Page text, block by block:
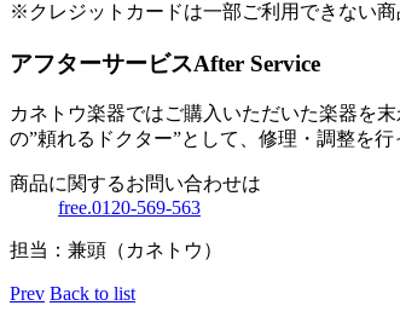
※クレジットカードは一部ご利用できない商
アフターサービスAfter Service
カネトウ楽器ではご購入いただいた楽器を
の”頼れるドクター”として、修理・調整を
商品に関するお問い合わせは
free.0120-569-563
担当：兼頭（カネトウ）
Prev Back to list